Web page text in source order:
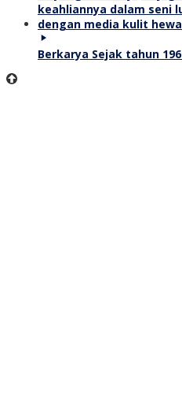
Berkarya Sejak tahun